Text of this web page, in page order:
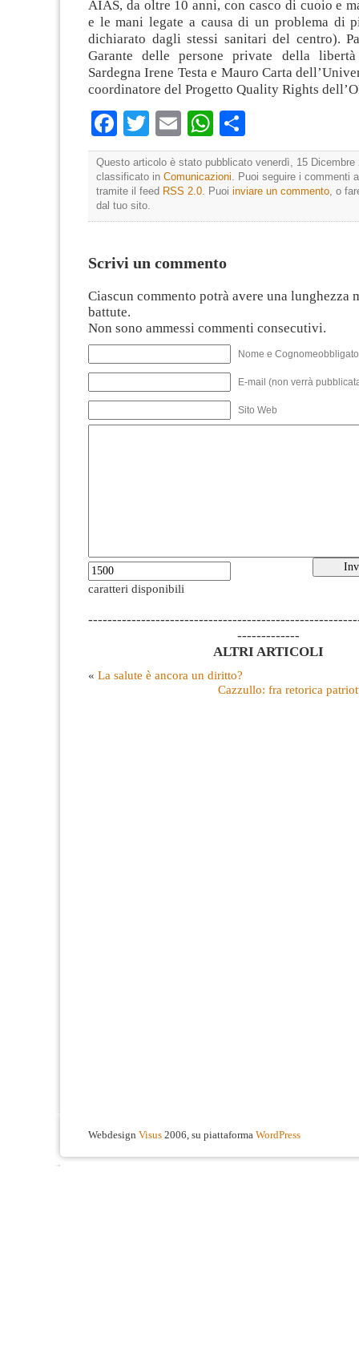
AIAS, da oltre 10 anni, con casco di cuoio e
e le mani legate a causa di un problema di
dichiarato dagli stessi sanitari del centro).
Garante delle persone private della
Sardegna Irene Testa e Mauro Carta
coordinatore del Progetto Quality Rights
Facebook
TwitterEmailWhatsApp
Questo articolo è stato pubblicato venerdì, 15 Dicembre
classificato in Comunicazioni. Puoi seguire i commenti
tramite il feed RSS 2.0. Puoi inviare un commento, o
dal tuo sito.
Scrivi un commento
Ciascun commento potrà avere una lunghezza
battute.
Non sono ammessi commenti consecutivi.
Nome e
E-mail (non verrà
Sito Web
caratteri disponibili
-------------
ALTRI ARTICOLI
« La salute è ancora un diritto?
Cazzullo: fra retorica
Webdesign Visus 2006, su piattaforma WordPress